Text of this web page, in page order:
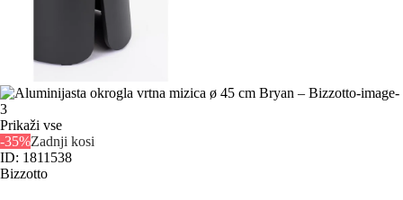
Prikaži vse
-35%Zadnji kosi
ID: 1811538
Bizzotto